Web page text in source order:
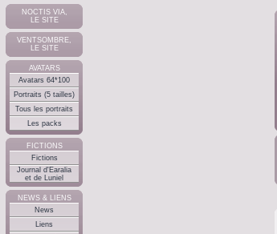
NOCTIS VIA,
LE SITE
VENTSOMBRE,
LE SITE
AVATARS
Avatars 64*100
Portraits (5 tailles)
Tous les portraits
Les packs
FICTIONS
Fictions
Journal d'Earalia
et de Luniel
NEWS & LIENS
News
Liens